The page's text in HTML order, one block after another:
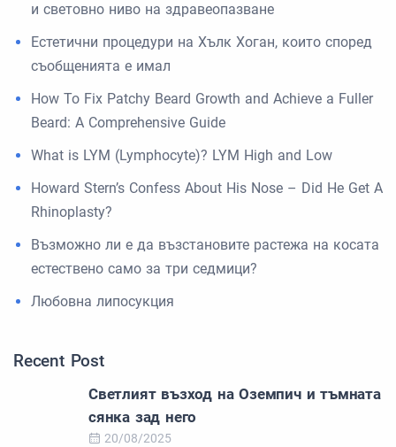
и световно ниво на здравеопазване
Естетични процедури на Хълк Хоган, които според
съобщенията е имал
How To Fix Patchy Beard Growth and Achieve a Fuller
Beard: A Comprehensive Guide
What is LYM (Lymphocyte)? LYM High and Low
Howard Stern’s Confess About His Nose – Did He Get A
Rhinoplasty?
Възможно ли е да възстановите растежа на косата
естествено само за три седмици?
Любовна липосукция
Recent Post
Светлият възход на Оземпич и тъмната
сянка зад него
20/08/2025